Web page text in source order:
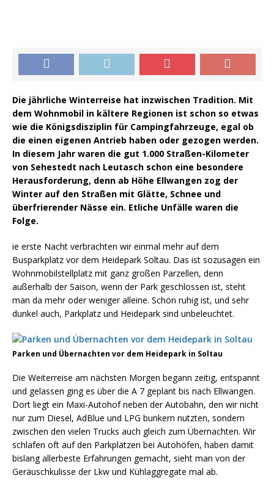
Die jährliche Winterreise hat inzwischen Tradition. Mit
dem Wohnmobil in kältere Regionen ist schon so etwas
wie die Königsdisziplin für Campingfahrzeuge, egal ob
die einen eigenen Antrieb haben oder gezogen werden.
In diesem Jahr waren die gut 1.000 Straßen-Kilometer
von Sehestedt nach Leutasch schon eine besondere
Herausforderung, denn ab Höhe Ellwangen zog der
Winter auf den Straßen mit Glätte, Schnee und
überfrierender Nässe ein. Etliche Unfälle waren die
Folge.
ie erste Nacht verbrachten wir einmal mehr auf dem
Busparkplatz vor dem Heidepark Soltau. Das ist sozusagen ein
Wohnmobilstellplatz mit ganz großen Parzellen, denn
außerhalb der Saison, wenn der Park geschlossen ist, steht
man da mehr oder weniger alleine. Schön ruhig ist, und sehr
dunkel auch, Parkplatz und Heidepark sind unbeleuchtet.
Parken und Übernachten vor dem Heidepark in Soltau
Die Weiterreise am nächsten Morgen begann zeitig, entspannt
und gelassen ging es über die A 7 geplant bis nach Ellwangen.
Dort liegt ein Maxi-Autohof neben der Autobahn, den wir nicht
nur zum Diesel, AdBlue und LPG bunkern nutzten, sondern
zwischen den vielen Trucks auch gleich zum Übernachten. Wir
schlafen oft auf den Parkplätzen bei Autohöfen, haben damit
bislang allerbeste Erfahrungen gemacht, sieht man von der
Geräuschkulisse der Lkw und Kühlaggregate mal ab.